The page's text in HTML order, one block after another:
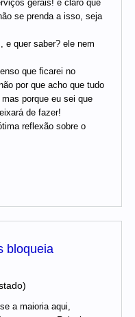
gerais! é claro que
se prenda a isso, seja
e quer saber? ele nem
que ficarei no
por que acho que tudo
porque eu sei que
de fazer!
reflexão sobre o
bloqueia
a maioria aqui,